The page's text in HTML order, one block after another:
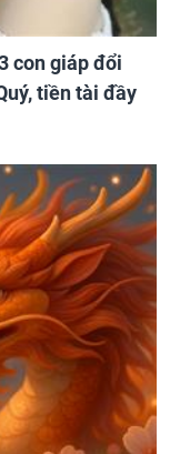
con giáp đổi
tiền tài đầy